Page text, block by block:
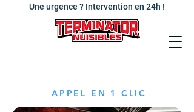
Une urgence ? Intervention en 24h !
APPEL EN 1 CLIC